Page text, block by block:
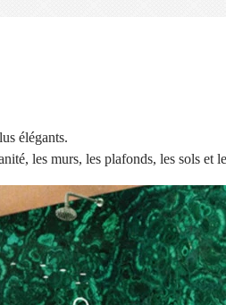
élégants.
les murs, les plafonds, les sols et